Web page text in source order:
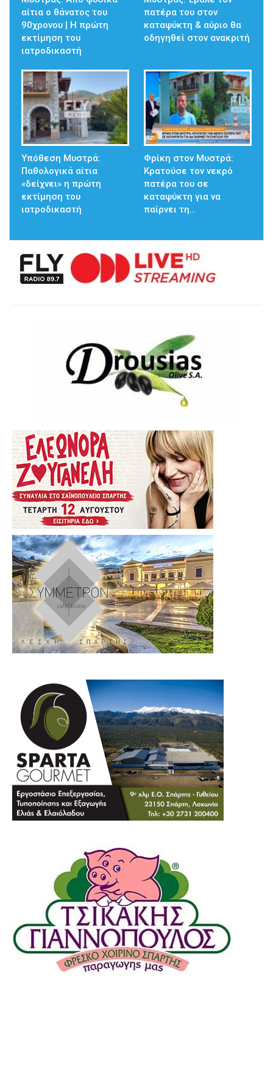
αίτια ο θάνατος του
90χρονου | Η πρώτη
εκτίμηση του
ιατροδικαστή
πατέρα του στον
καταψύκτη & αύριο θα
οδηγηθεί στον ανακριτή
Υπόθεση Μυστρά:
Παθολογικά αίτια
«δείχνει» η πρώτη
εκτίμηση του
ιατροδικαστή
Φρίκη στον Μυστρά:
Κρατούσε τον νεκρό
πατέρα του σε
καταψύκτη για να
παίρνει τη…